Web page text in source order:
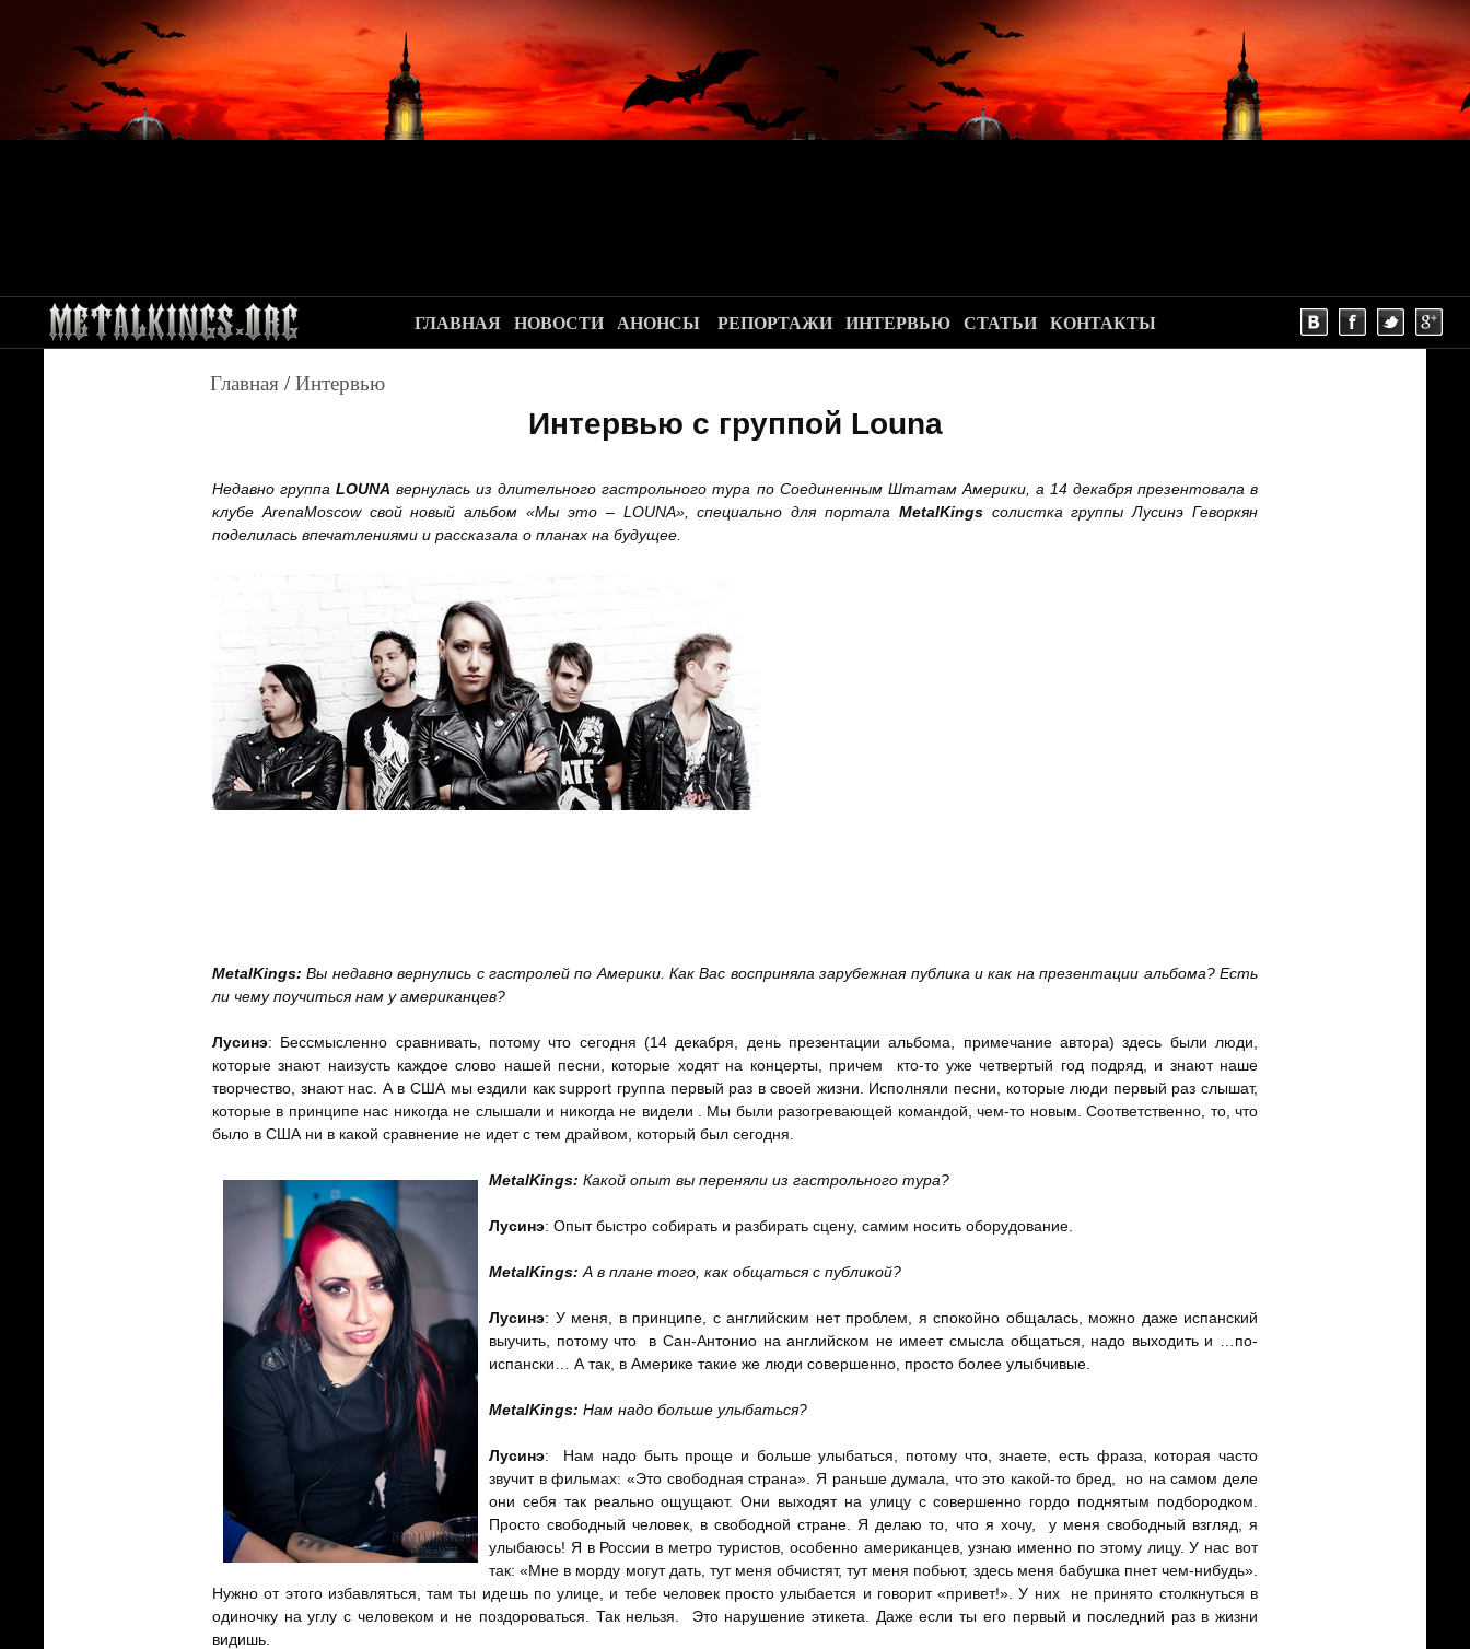
.
ГЛАВНАЯ НОВОСТИ АНОНСЫ РЕПОРТАЖИ ИНТЕРВЬЮ СТАТЬИ КОНТАКТЫ
Главная /Интервью
Интервью с группой Louna
Недавно группаLOUNA вернулась из длительного гастрольного тура по Соединенным Штатам Америки, а 14 декабря презентовала в
клубе ArenaMoscowсвой новый альбом «Мы это – LOUNA», специально для портала MetalKingsсолистка группы Лусинэ Геворкян
поделилась впечатлениями и рассказала о планах на будущее.
MetalKings: Вы недавно вернулись с гастролей по Америки. Как Вас восприняла зарубежная публика и как на презентации альбома? Есть
ли чему поучиться нам у американцев?
Лусинэ: Бессмысленно сравнивать, потому что сегодня (14 декабря, день презентации альбома, примечание автора) здесь были люди,
которые знают наизусть каждое слово нашей песни, которые ходят на концерты, причем кто-то уже четвертый год подряд, и знают наше
творчество, знают нас. А в США мы ездили как support группа первый раз в своей жизни. Исполняли песни, которые люди первый раз слышат,
которые в принципе нас никогда не слышали и никогда не видели . Мы были разогревающей командой, чем-то новым. Соответственно, то, что
было в США ни в какой сравнение не идет с тем драйвом, который был сегодня.
MetalKings: Какой опыт вы переняли из гастрольного тура?
Лусинэ: Опыт быстро собирать и разбирать сцену, самим носить оборудование.
MetalKings: А в плане того, как общаться с публикой?
Лусинэ: У меня, в принципе, с английским нет проблем, я спокойно общалась, можно даже испанский
выучить, потому что в Сан-Антонио на английском не имеет смысла общаться, надо выходить и …по-
испански… А так, в Америке такие же люди совершенно, просто более улыбчивые.
MetalKings: Нам надо больше улыбаться?
Лусинэ:
Нам надо быть проще и больше улыбаться, потому что, знаете, есть фраза, которая часто
звучит в фильмах: «Это свободная страна». Я раньше думала, что это какой-то бред, но на самом деле
они себя так реально ощущают. Они выходят на улицу с совершенно гордо поднятым подбородком.
Просто свободный человек, в свободной стране. Я делаю то, что я хочу, у меня свободный взгляд, я
улыбаюсь! Я в России в метро туристов, особенно американцев, узнаю именно по этому лицу. У нас вот
так: «Мне в морду могут дать, тут меня обчистят, тут меня побьют, здесь меня бабушка пнет чем-нибудь».
Нужно от этого избавляться, там ты идешь по улице, и тебе человек просто улыбается и говорит «привет!». У них не принято столкнуться в
одиночку на углу с человеком и не поздороваться. Так нельзя. Это нарушение этикета. Даже если ты его первый и последний раз в жизни
видишь.